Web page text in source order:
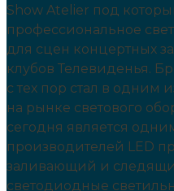
Show Atelier под
профессиональное
для сцен концертных
клубов Телевиденья.
с тех пор стал в одним
на рынке светового
сегодня является
производителей LED
заливающий и
светодиодные